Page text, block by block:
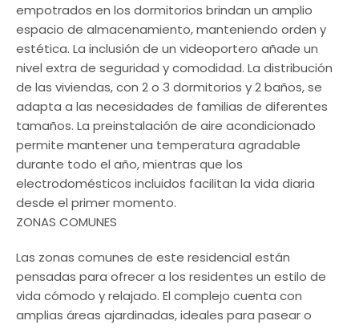
empotrados en los dormitorios brindan un amplio
espacio de almacenamiento, manteniendo orden y
estética. La inclusión de un videoportero añade un
nivel extra de seguridad y comodidad. La distribución
de las viviendas, con 2 o 3 dormitorios y 2 baños, se
adapta a las necesidades de familias de diferentes
tamaños. La preinstalación de aire acondicionado
permite mantener una temperatura agradable
durante todo el año, mientras que los
electrodomésticos incluidos facilitan la vida diaria
desde el primer momento.
ZONAS COMUNES
Las zonas comunes de este residencial están
pensadas para ofrecer a los residentes un estilo de
vida cómodo y relajado. El complejo cuenta con
amplias áreas ajardinadas, ideales para pasear o